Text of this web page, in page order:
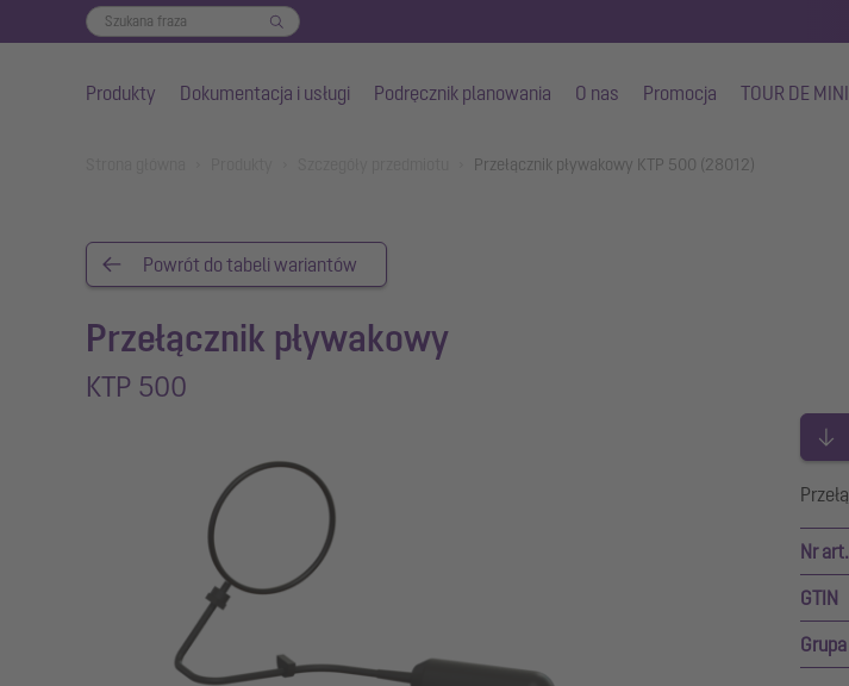
Produkty Dokumentacja i usługi Podręcznik planowania O nas Promocja TOUR DE
Przełącznik pływakowy KTP 500 (28012)
Powrót do tabeli wariantów
Przełącznik pływakowy
KTP 500
Nr art.
GTIN